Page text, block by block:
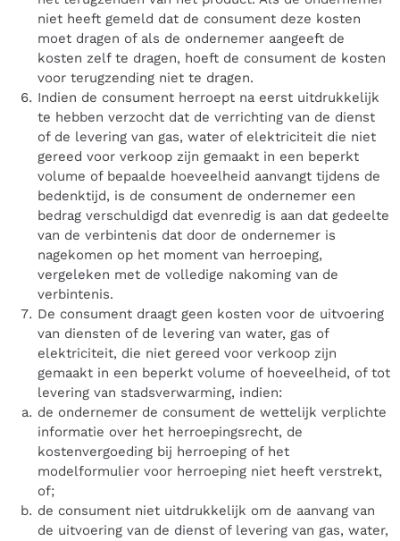
niet heeft gemeld dat de consument deze kosten
moet dragen of als de ondernemer aangeeft de
kosten zelf te dragen, hoeft de consument de kosten
voor terugzending niet te dragen.
Indien de consument herroept na eerst uitdrukkelijk
te hebben verzocht dat de verrichting van de dienst
of de levering van gas, water of elektriciteit die niet
gereed voor verkoop zijn gemaakt in een beperkt
volume of bepaalde hoeveelheid aanvangt tijdens de
bedenktijd, is de consument de ondernemer een
bedrag verschuldigd dat evenredig is aan dat gedeelte
van de verbintenis dat door de ondernemer is
nagekomen op het moment van herroeping,
vergeleken met de volledige nakoming van de
verbintenis.
De consument draagt geen kosten voor de uitvoering
van diensten of de levering van water, gas of
elektriciteit, die niet gereed voor verkoop zijn
gemaakt in een beperkt volume of hoeveelheid, of tot
levering van stadsverwarming, indien:
de ondernemer de consument de wettelijk verplichte
informatie over het herroepingsrecht, de
kostenvergoeding bij herroeping of het
modelformulier voor herroeping niet heeft verstrekt,
of;
de consument niet uitdrukkelijk om de aanvang van
de uitvoering van de dienst of levering van gas, water,